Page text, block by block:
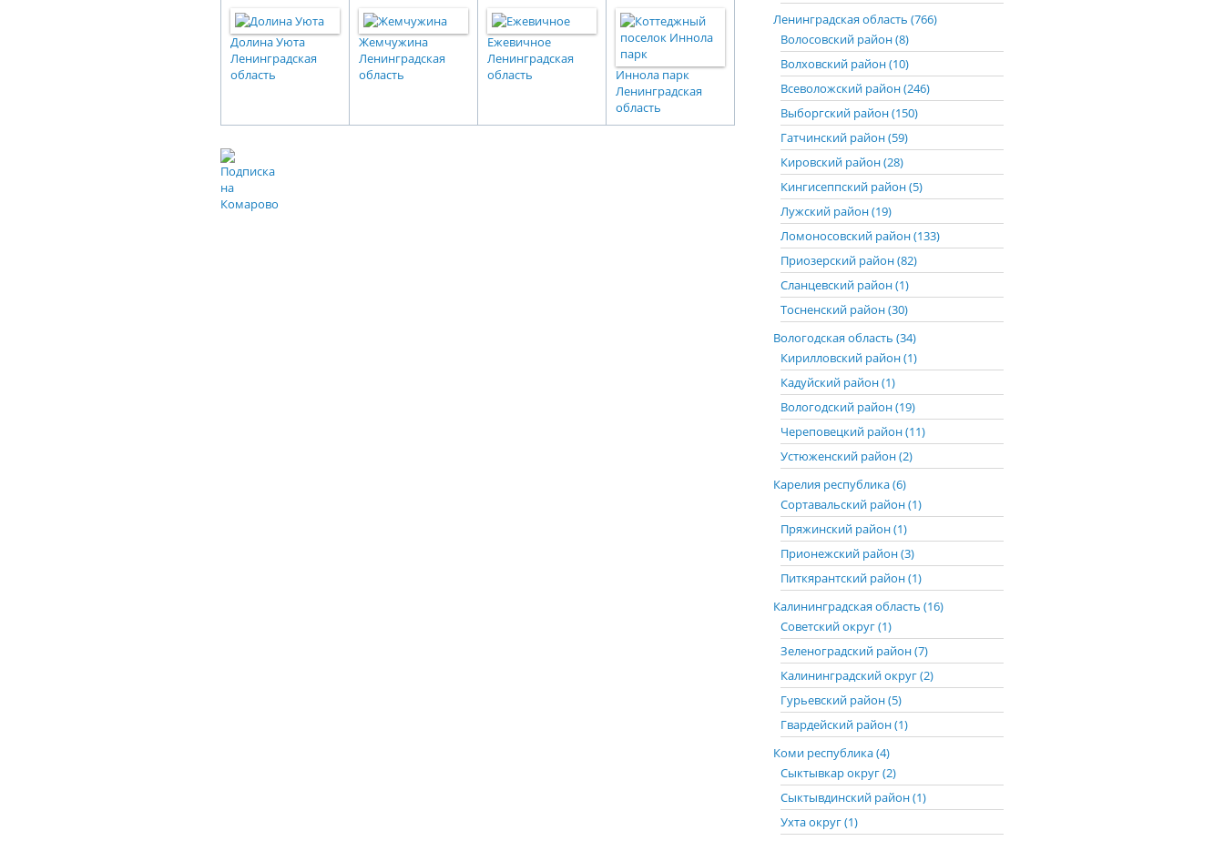
Долина Уюта
Ленинградская
область
Жемчужина
Ленинградская
область
Ежевичное
Ленинградская
область
Иннола парк
Ленинградская
область
Ленинградская область (766)
Волосовский район (8)
Волховский район (10)
Всеволожский район (246)
Выборгский район (150)
Гатчинский район (59)
Кировский район (28)
Кингисеппский район (5)
Лужский район (19)
Ломоносовский район (133)
Приозерский район (82)
Сланцевский район (1)
Тосненский район (30)
Вологодская область (34)
Кирилловский район (1)
Кадуйский район (1)
Вологодский район (19)
Череповецкий район (11)
Устюженский район (2)
Карелия республика (6)
Сортавальский район (1)
Пряжинский район (1)
Прионежский район (3)
Питкярантский район (1)
Калининградская область (16)
Советский округ (1)
Зеленоградский район (7)
Калининградский округ (2)
Гурьевский район (5)
Гвардейский район (1)
Коми республика (4)
Сыктывкар округ (2)
Сыктывдинский район (1)
Ухта округ (1)